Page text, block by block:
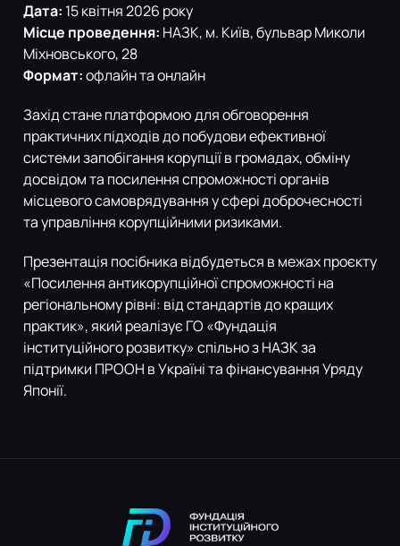
Дата: 15 квітня 2026 року
Місце проведення: НАЗК, м. Київ, бульвар Миколи
Міхновського, 28
Формат:офлайн та онлайн
Захід стане платформою для обговорення
практичних підходів до побудови ефективної
системи запобігання корупції в громадах, обміну
досвідом та посилення спроможності органів
місцевого самоврядування у сфері доброчесності
та управління корупційними ризиками.
Презентація посібника відбудеться в межах проєкту
«Посилення антикорупційної спроможності на
регіональному рівні: від стандартів до кращих
практик», який реалізує ГО «Фундація
інституційного розвитку» спільно з НАЗК за
підтримки ПРООН в Україні та фінансування Уряду
Японії.